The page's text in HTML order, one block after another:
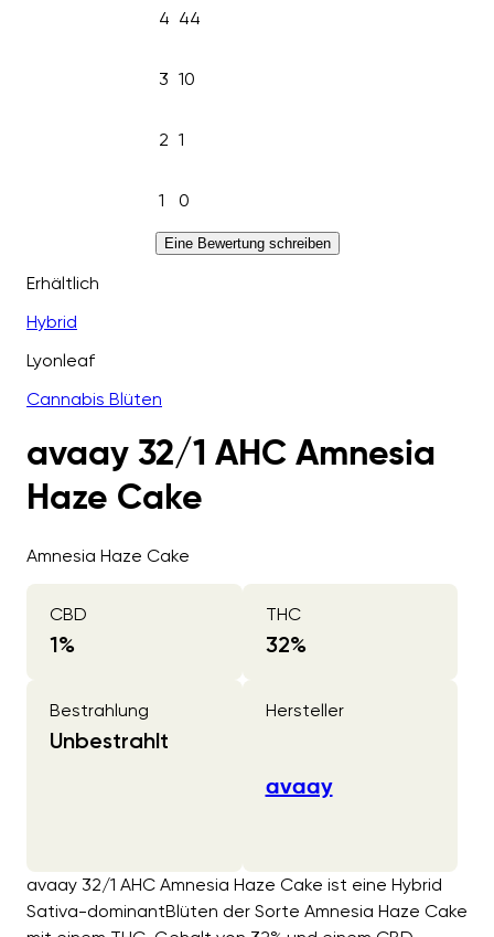
4 44
3 10
2 1
1 0
Eine Bewertung schreiben
Erhältlich
Hybrid
Lyonleaf
Cannabis Blüten
avaay 32/1 AHC Amnesia
Haze Cake
Amnesia Haze Cake
CBD
1%
THC
32%
Bestrahlung
Unbestrahlt
Hersteller
avaay
avaay 32/1 AHC Amnesia Haze Cake ist eine Hybrid
Sativa-dominantBlüten der Sorte Amnesia Haze Cake